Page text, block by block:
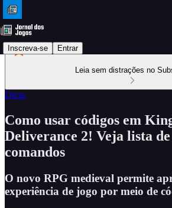
Inscreva-se Entrar
Leia sem distrações no
Dicas
Como usar códigos em
Deliverance 2! Veja lista de
comandos
O novo RPG medieval permite
experiência de jogo por meio de